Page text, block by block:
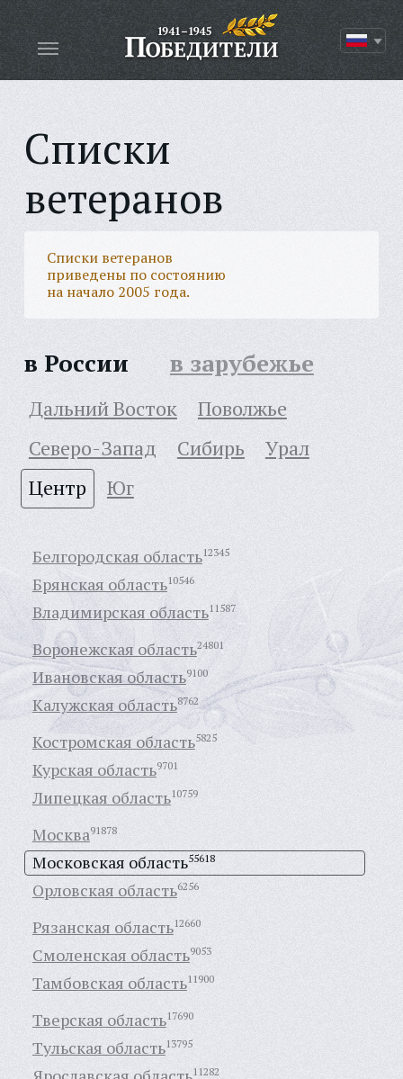
Списки
ветеранов
Списки ветеранов
приведены по состоянию
на начало 2005 года.
в России в зарубежье
Дальний Восток
Поволжье
Северо-Запад
Сибирь
Урал
Центр
Юг
Белгородская область12345
Брянская область10546
Владимирская область11587
Воронежская область24801
Ивановская область9100
Калужская область8762
Костромская область5825
Курская область9701
Липецкая область10759
Москва91878
Московская область55618
Орловская область6256
Рязанская область12660
Смоленская область9053
Тамбовская область11900
Тверская область17690
Тульская область13795
11282